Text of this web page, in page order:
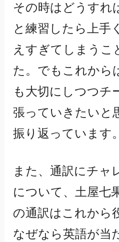
その時はどうすれ
と練習したら上手
えすぎてしまうこ
た。でもこれから
も大切にしつつチ
張っていきたいと
振り返っています。
また、通訳にチャ
について、土屋七
の通訳はこれから
なぜなら英語が当